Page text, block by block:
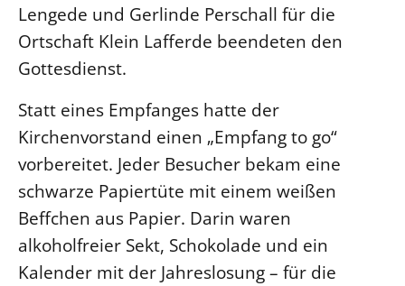
Lengede und Gerlinde Perschall für die
Ortschaft Klein Lafferde beendeten den
Gottesdienst.
Statt eines Empfanges hatte der
Kirchenvorstand einen „Empfang to go“
vorbereitet. Jeder Besucher bekam eine
schwarze Papiertüte mit einem weißen
Beffchen aus Papier. Darin waren
alkoholfreier Sekt, Schokolade und ein
Kalender mit der Jahreslosung – für die